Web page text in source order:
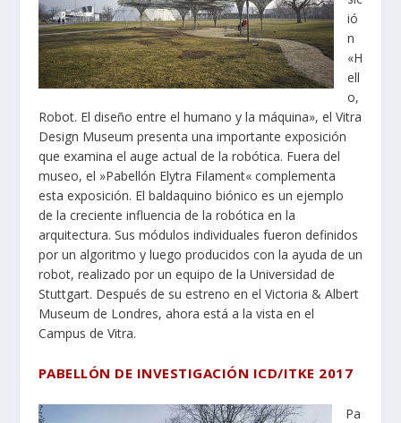
ió
n
«H
ell
o,
Robot. El diseño entre el humano y la máquina», el Vitra
Design Museum presenta una importante exposición
que examina el auge actual de la robótica. Fuera del
museo, el »Pabellón Elytra Filament« complementa
esta exposición. El baldaquino biónico es un ejemplo
de la creciente influencia de la robótica en la
arquitectura. Sus módulos individuales fueron definidos
por un algoritmo y luego producidos con la ayuda de un
robot, realizado por un equipo de la Universidad de
Stuttgart. Después de su estreno en el Victoria & Albert
Museum de Londres, ahora está a la vista en el
Campus de Vitra.
PABELLÓN DE INVESTIGACIÓN ICD/ITKE 2017
Pa